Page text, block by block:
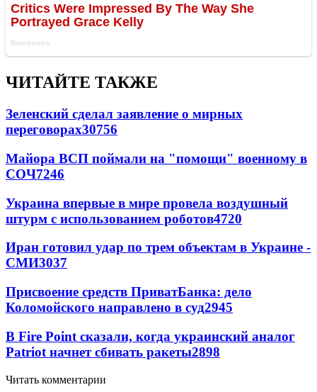
ЧИТАЙТЕ ТАКЖЕ
Зеленский сделал заявление о мирных
переговорах30756
Майора ВСП поймали на "помощи" военному в
СОЧ7246
Украина впервые в мире провела воздушный
штурм с использованием роботов4720
Иран готовил удар по трем объектам в Украине -
СМИ3037
Присвоение средств ПриватБанка: дело
Коломойского направлено в суд2945
В Fire Point сказали, когда украинский аналог
Patriot начнет сбивать ракеты2898
Читать комментарии